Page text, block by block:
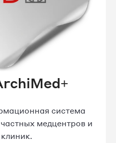
система
медцентров и